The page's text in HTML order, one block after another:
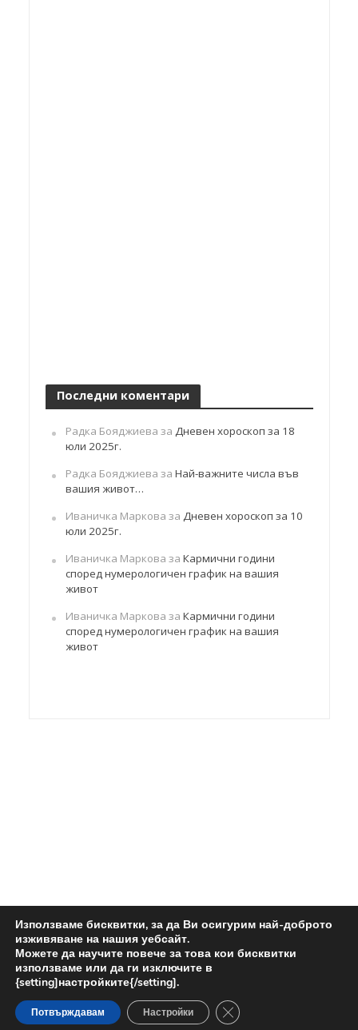
Последни коментари
Радка Бояджиева за Дневен хороскоп за 18
юли 2025г.
Радка Бояджиева за Най-важните числа във
вашия живот…
Иваничка Маркова за Дневен хороскоп за 10
юли 2025г.
Иваничка Маркова за Кармични години
според нумерологичен график на вашия
живот
Иваничка Маркова за Кармични години
според нумерологичен график на вашия
живот
Copyright © 2024.
Използваме бисквитки, за да Ви осигурим най-доброто
изживяване на нашия уебсайт.
Можете да научите повече за това кои бисквитки
използваме или да ги изключите в
{setting]настройките{/setting].
Потвърждавам Настройки Close GDPR Cookie